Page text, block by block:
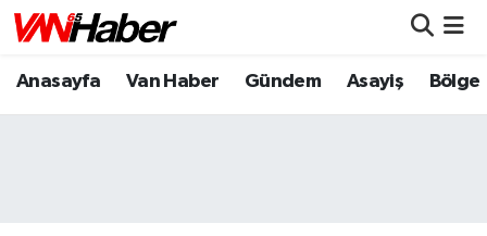
Anasayfa Van Haber Gündem Asayiş Bölge
Nöbetçi Eczaneler